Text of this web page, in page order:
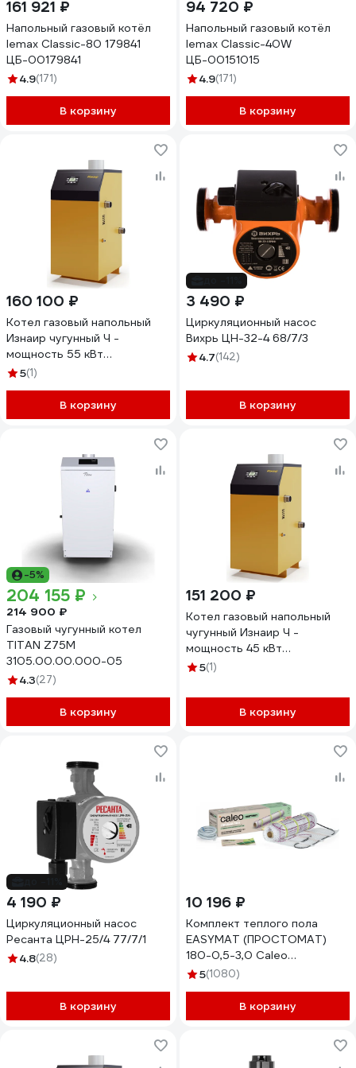
161 921 ₽
Напольный газовый котёл
lemax Classic-80 179841
ЦБ-00179841
4.9(171)
В корзину
94 720 ₽
Напольный газовый котёл
lemax Classic-40W
ЦБ-00151015
4.9(171)
В корзину
160 100 ₽
Котел газовый напольный
Изнаир чугунный Ч -
мощность 55 кВт
4687205582362
5(1)
В корзину
3 490 ₽
Циркуляционный насос
Вихрь ЦН-32-4 68/7/3
4.7(142)
В корзину
-5%
204 155 ₽
214 900 ₽
Газовый чугунный котел
TITAN Z75M
3105.00.00.000-05
4.3(27)
В корзину
151 200 ₽
Котел газовый напольный
чугунный Изнаир Ч -
мощность 45 кВт
4687205582355
5(1)
В корзину
4 190 ₽
Циркуляционный насос
Ресанта ЦРН-25/4 77/7/1
4.8(28)
В корзину
10 196 ₽
Комплект теплого пола
EASYMAT (ПРОСТОМАТ)
180-0,5-3,0 Caleo
УП-00000370
5(1080)
В корзину